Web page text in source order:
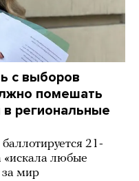
с выборов
помешать
в региональные
21-
любые
за мир